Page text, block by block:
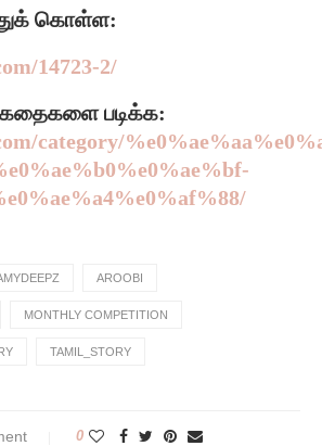
கொள்ள:
14723-2/
கதைகளை படிக்க:
category/
AROOBI
MONTHLY COMPETITION
TAMIL_STORY
0